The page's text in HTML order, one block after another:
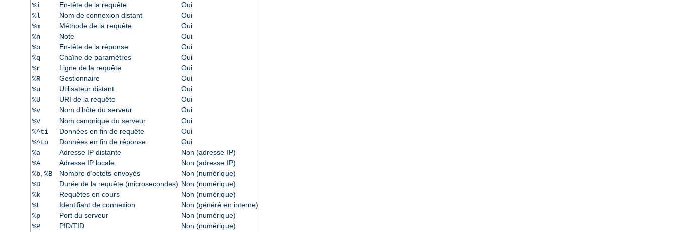
%i
En-tête de la requête
Oui
%l
Nom de connexion distant
Oui
%m
Méthode de la requête
Oui
%n
Note
Oui
%o
En-tête de la réponse
Oui
%q
Chaîne de paramètres
Oui
%r
Ligne de la requête
Oui
%R
Gestionnaire
Oui
%u
Utilisateur distant
Oui
%U
URI de la requête
Oui
%v
Nom d’hôte du serveur
Oui
%V
Nom canonique du serveur
Oui
%^ti
Données en fin de requête
Oui
%^to
Données en fin de réponse
Oui
%a
Adresse IP distante
Non (adresse IP)
%A
Adresse IP locale
Non (adresse IP)
%b, %B Nombre d’octets envoyés
Non (numérique)
%D
Durée de la requête (microsecondes) Non (numérique)
%k
Requêtes en cours
Non (numérique)
%L
Identifiant de connexion
Non (généré en interne)
%p
Port du serveur
Non (numérique)
%P
PID/TID
Non (numérique)